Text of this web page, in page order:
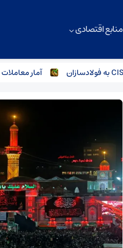
منابع اقتصادی
آمار معاملات زنجیره فولاد